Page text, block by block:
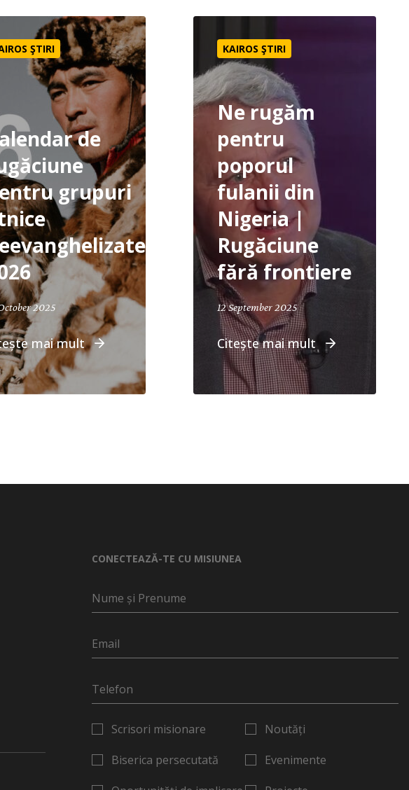
fără frontiere
de rugăciune pentru grupuri etnice neevanghelizate 2026
de
grupuri
ŞTIRI
2025 October 14, 2025
mai mult
Ne rugăm
pentru
poporul
fulanii din
Nigeria |
Rugăciune
fără frontiere
KAIROS ŞTIRI
12 September 2025September 12, 2025
Citește mai mult
CONECTEAZĂ-TE CU MISIUNEA
Scrisori misionare
Biserica persecutată
Noutăți
Evenimente